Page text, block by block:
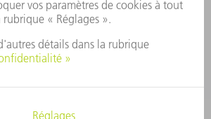
DES DONNÉES PERSONNELLES